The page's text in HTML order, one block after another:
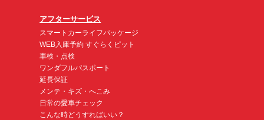
アフターサービス
スマートカーライフパッケージ
WEB入庫予約 すぐらくピット
車検・点検
ワンダフルパスポート
延長保証
メンテ・キズ・へこみ
日常の愛車チェック
こんな時どうすればいい？